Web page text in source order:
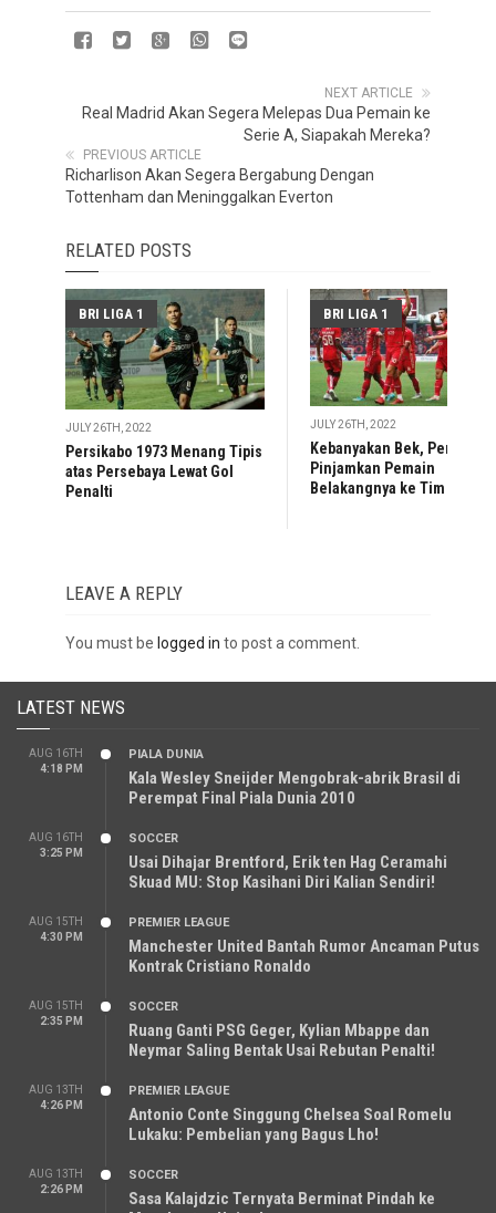
NEXT ARTICLE
Real Madrid Akan Segera Melepas Dua Pemain ke
Serie A, Siapakah Mereka?
PREVIOUS ARTICLE
Richarlison Akan Segera Bergabung Dengan
Tottenham dan Meninggalkan Everton
RELATED POSTS
BRI LIGA 1
JULY 26TH, 2022
Persikabo 1973 Menang Tipis
atas Persebaya Lewat Gol
Penalti
BRI LIGA 1
JULY 26TH, 2022
Kebanyakan Bek, Persija
Pinjamkan Pemain
Belakangnya ke Tim Liga 2
LEAVE A REPLY
You must be logged in to post a comment.
LATEST NEWS
AUG 16TH
4:18 PM
PIALA DUNIA
Kala Wesley Sneijder Mengobrak-abrik Brasil di
Perempat Final Piala Dunia 2010
AUG 16TH
3:25 PM
SOCCER
Usai Dihajar Brentford, Erik ten Hag Ceramahi
Skuad MU: Stop Kasihani Diri Kalian Sendiri!
AUG 15TH
4:30 PM
PREMIER LEAGUE
Manchester United Bantah Rumor Ancaman Putus
Kontrak Cristiano Ronaldo
AUG 15TH
2:35 PM
SOCCER
Ruang Ganti PSG Geger, Kylian Mbappe dan
Neymar Saling Bentak Usai Rebutan Penalti!
AUG 13TH
4:26 PM
PREMIER LEAGUE
Antonio Conte Singgung Chelsea Soal Romelu
Lukaku: Pembelian yang Bagus Lho!
AUG 13TH
2:26 PM
SOCCER
Sasa Kalajdzic Ternyata Berminat Pindah ke